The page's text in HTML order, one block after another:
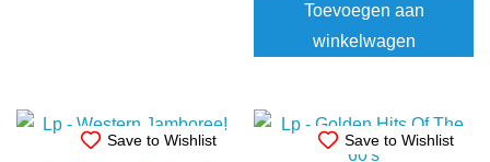
Toevoegen aan
winkelwagen
Save to Wishlist Save to Wishlist